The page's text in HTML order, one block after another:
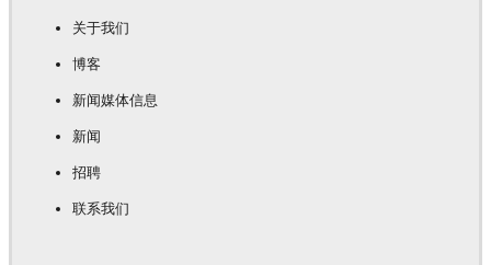
关于我们
博客
新闻媒体信息
新闻
招聘
联系我们